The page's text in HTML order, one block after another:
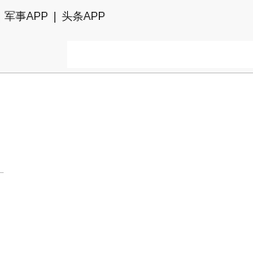
军事APP 头条APP